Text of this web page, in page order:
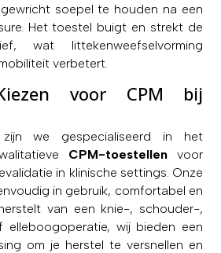
soepel te houden na een
Het toestel buigt en strekt de
wat littekenweefselvorming
verbetert.
voor CPM bij
zijn we gespecialiseerd in het
CPM-toestellen voor
in klinische settings. Onze
in gebruik, comfortabel en
van een knie-, schouder-,
wij bieden een
om je herstel te versnellen en